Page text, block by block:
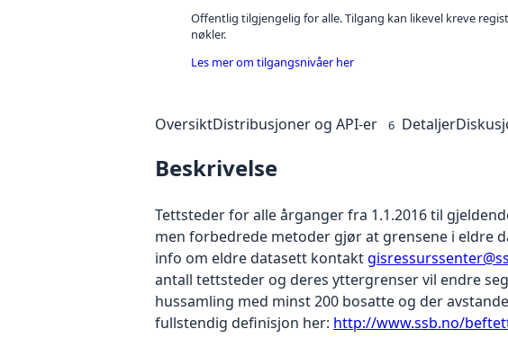
Offentlig tilgjengelig for alle. Tilgang kan likevel kreve
nøkler.
Les mer om tilgangsnivåer her
OversiktDistribusjoner og API-er 6 Detaljer
Beskrivelse
Tettsteder for alle årganger fra 1.1.2016 til
men forbedrede metoder gjør at grensene i eldre
info om eldre datasett kontakt
antall tettsteder og deres yttergrenser vil endre
hussamling med minst 200 bosatte og der
fullstendig definisjon her: http://www.ssb.no/